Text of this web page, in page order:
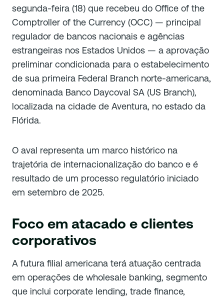
segunda-feira (18) que recebeu do Office of the
Comptroller of the Currency (OCC) — principal
regulador de bancos nacionais e agências
estrangeiras nos Estados Unidos — a aprovação
preliminar condicionada para o estabelecimento
de sua primeira Federal Branch norte-americana,
denominada Banco Daycoval SA (US Branch),
localizada na cidade de Aventura, no estado da
Flórida.
O aval representa um marco histórico na
trajetória de internacionalização do banco e é
resultado de um processo regulatório iniciado
em setembro de 2025.
Foco em atacado e clientes
corporativos
A futura filial americana terá atuação centrada
em operações de wholesale banking, segmento
que inclui corporate lending, trade finance,